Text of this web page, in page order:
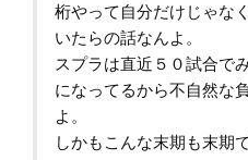
桁やって自分だけじゃな
いたらの話なんよ。
スプラは直近５０試合で
になってるから不自然な
よ。
しかもこんな末期も末期